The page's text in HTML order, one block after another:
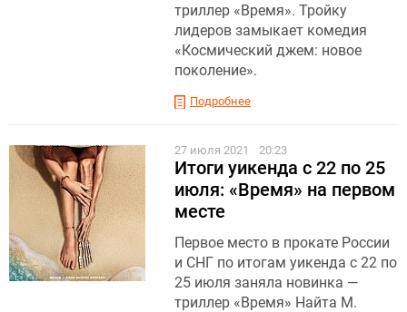
триллер «Время». Тройку
лидеров замыкает комедия
«Космический джем: новое
поколение».
Подробнее
27 июля 2021 20:23
Итоги уикенда с 22 по 25
июля: «Время» на первом
месте
Первое место в прокате России
и СНГ по итогам уикенда с 22 по
25 июля заняла новинка —
триллер «Время» Найта М.